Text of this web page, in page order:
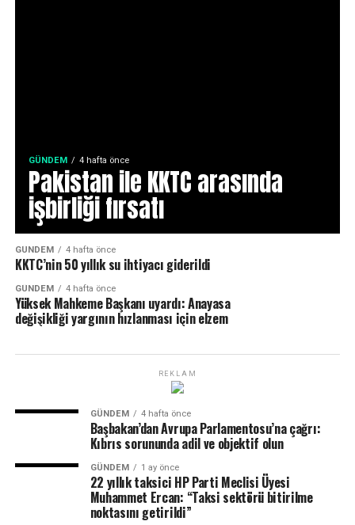
GÜNDEM 4 hafta önce
Pakistan ile KKTC arasında
işbirliği fırsatı
GÜNDEM 4 hafta önce
KKTC’nin 50 yıllık su ihtiyacı giderildi
GÜNDEM 4 hafta önce
Yüksek Mahkeme Başkanı uyardı: Anayasa
değişikliği yargının hızlanması için elzem
REKLAM
GÜNDEM 4 hafta önce
Başbakan’dan Avrupa Parlamentosu’na çağrı:
Kıbrıs sorununda adil ve objektif olun
GÜNDEM 1 ay önce
22 yıllık taksici HP Parti Meclisi Üyesi
Muhammet Ercan: “Taksi sektörü bitirilme
noktasını getirildi”